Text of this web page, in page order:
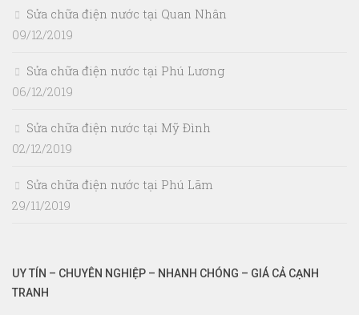
Sửa chữa điện nước tại Quan Nhân
09/12/2019
Sửa chữa điện nước tại Phú Lương
06/12/2019
Sửa chữa điện nước tại Mỹ Đình
02/12/2019
Sửa chữa điện nước tại Phú Lãm
29/11/2019
UY TÍN – CHUYÊN NGHIỆP – NHANH CHÓNG – GIÁ CẢ CẠNH
TRANH